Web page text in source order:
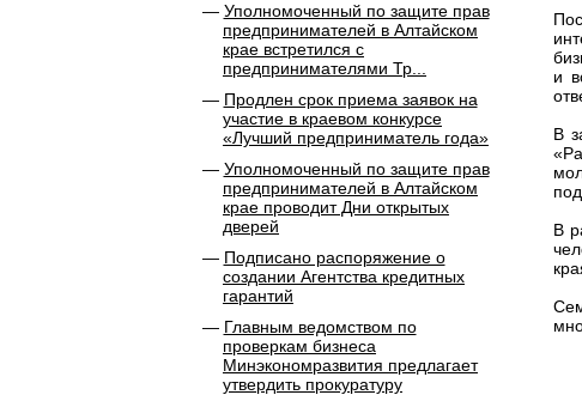
Уполномоченный по защите прав
предпринимателей в Алтайском
крае встретился с
предпринимателями Тр...
Продлен срок приема заявок на
участие в краевом конкурсе
«Лучший предприниматель года»
Уполномоченный по защите прав
предпринимателей в Алтайском
крае проводит Дни открытых
дверей
Подписано распоряжение о
создании Агентства кредитных
гарантий
Главным ведомством по
проверкам бизнеса
Минэкономразвития предлагает
утвердить прокуратуру
и
В
В